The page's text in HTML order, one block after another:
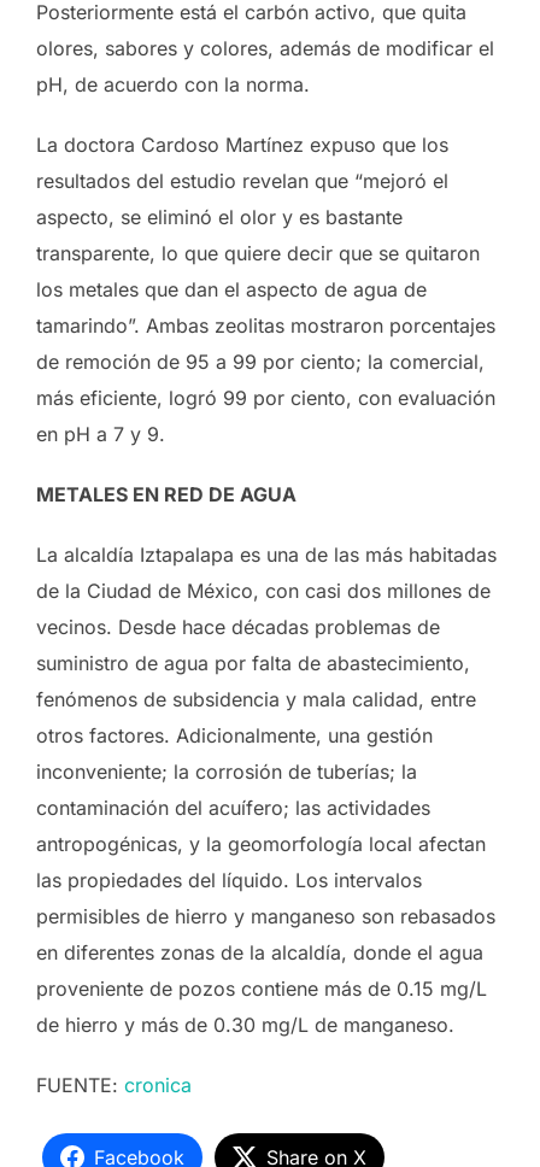
Posteriormente está el carbón activo, que quita
olores, sabores y colores, además de modificar el
pH, de acuerdo con la norma.
La doctora Cardoso Martínez expuso que los
resultados del estudio revelan que “mejoró el
aspecto, se eliminó el olor y es bastante
transparente, lo que quiere decir que se quitaron
los metales que dan el aspecto de agua de
tamarindo”. Ambas zeolitas mostraron porcentajes
de remoción de 95 a 99 por ciento; la comercial,
más eficiente, logró 99 por ciento, con evaluación
en pH a 7 y 9.
METALES EN RED DE AGUA
La alcaldía Iztapalapa es una de las más habitadas
de la Ciudad de México, con casi dos millones de
vecinos. Desde hace décadas problemas de
suministro de agua por falta de abastecimiento,
fenómenos de subsidencia y mala calidad, entre
otros factores. Adicionalmente, una gestión
inconveniente; la corrosión de tuberías; la
contaminación del acuífero; las actividades
antropogénicas, y la geomorfología local afectan
las propiedades del líquido. Los intervalos
permisibles de hierro y manganeso son rebasados
en diferentes zonas de la alcaldía, donde el agua
proveniente de pozos contiene más de 0.15 mg/L
de hierro y más de 0.30 mg/L de manganeso.
FUENTE: cronica
Facebook Share on X